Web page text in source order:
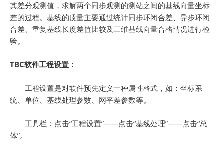
其差分观测值，求解两个同步观测的测站之间的基线向量坐标
差的过程。基线的质量主要通过统计同步环闭合差、异步环闭
合差、重复基线长度差值比较及三维基线向量合格情况进行检
验。
TBC软件工程设置：
工程设置是对软件预先定义一种属性格式，如：坐标系
统、单位、基线处理参数、网平差参数等。
工具栏：点击“工程设置”——点击“基线处理”——点击“总
体”。